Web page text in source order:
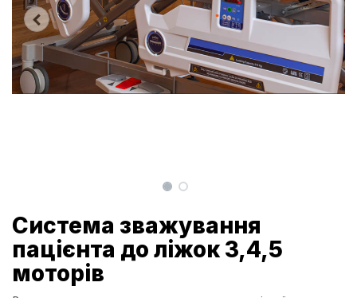
Система зважування
пацієнта до ліжок 3,4,5
моторів